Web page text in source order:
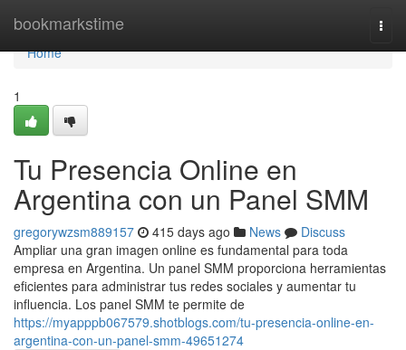
bookmarkstime
Home
Home
1
Tu Presencia Online en
Argentina con un Panel SMM
gregorywzsm889157 415 days ago News
Discuss
Ampliar una gran imagen online es fundamental para toda
empresa en Argentina. Un panel SMM proporciona herramientas
eficientes para administrar tus redes sociales y aumentar tu
influencia. Los panel SMM te permite de
https://myapppb067579.shotblogs.com/tu-presencia-online-en-
argentina-con-un-panel-smm-49651274